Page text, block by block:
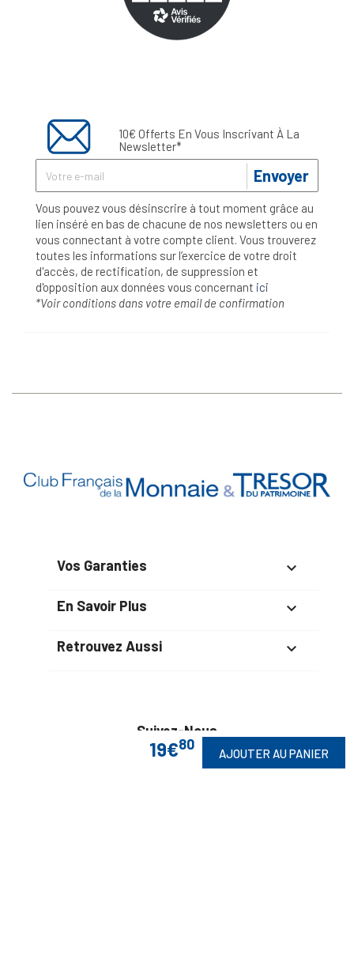
19€80
AJOUTER AU PANIER
10€ Offerts En Vous Inscrivant À La
Newsletter*
Envoyer
Vous pouvez vous désinscrire à tout moment grâce au
lien inséré en bas de chacune de nos newsletters ou en
vous connectant à votre compte client. Vous trouverez
toutes les informations sur l’exercice de votre droit
d'accès, de rectification, de suppression et
d'opposition aux données vous concernant ici
*Voir conditions dans votre email de confirmation
Vos Garanties 
En Savoir Plus 
Retrouvez Aussi 
Suivez-Nous